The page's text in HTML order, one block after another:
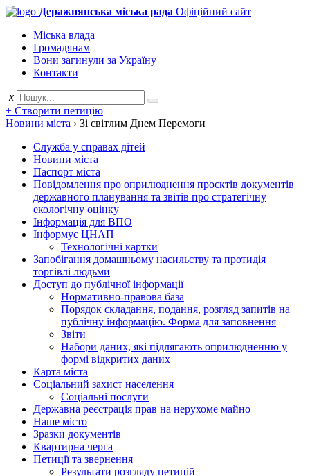
Деражнянська міська рада Офіційний сайт
Міська влада
Громадянам
Вони загинули за Україну
Контакти
x
+ Створити петицію
Новини міста › Зі світлим Днем Перемоги
Служба у справах дітей
Новини міста
Паспорт міста
Повідомлення про оприлюднення проєктів документів
державного планування та звітів про стратегічну
екологічну оцінку
Інформація для ВПО
Інформує ЦНАП
Технологічні картки
Запобігання домашньому насильству та протидія
торгівлі людьми
Доступ до публічної інформації
Нормативно-правова база
Порядок складання, подання, розгляд запитів на
публічну інформацію. Форма для заповнення
Звіти
Набори даних, які підлягають оприлюдненню у
формі відкритих даних
Карта міста
Соціальний захист населення
Соціальні послуги
Державна реєстрація прав на нерухоме майно
Наше місто
Зразки документів
Квартирна черга
Петиції та звернення
Результати розгляду петицій